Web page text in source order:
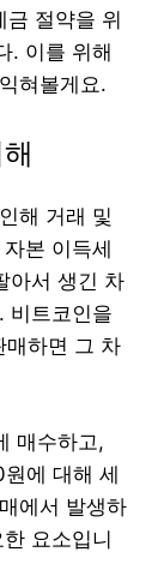
절약을 위
. 이를 위해
혀볼게요.
해 거래 및
본 이득세
아서 생긴 차
비트코인을
매하면 그 차
매수하고,
에 대해 세
에서 발생하
요소입니